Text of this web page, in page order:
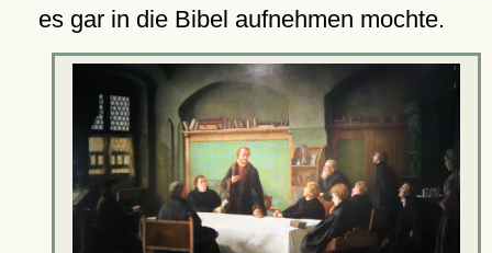
es gar in die Bibel aufnehmen mochte.